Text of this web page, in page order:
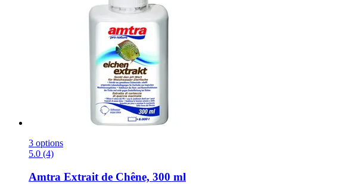
3 options
5.0 (4)
Amtra Extrait de Chêne, 300 ml